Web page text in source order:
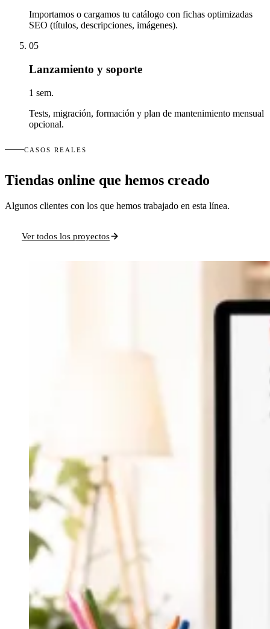
Importamos o cargamos tu catálogo con fichas optimizadas
SEO (títulos, descripciones, imágenes).
05
Lanzamiento y soporte
1 sem.
Tests, migración, formación y plan de mantenimiento mensual
opcional.
CASOS REALES
Tiendas online que hemos creado
Algunos clientes con los que hemos trabajado en esta línea.
Ver todos los proyectos